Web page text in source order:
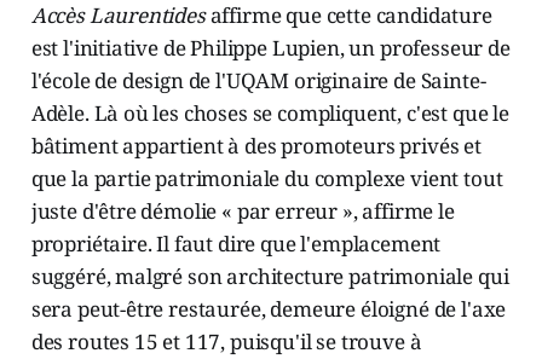
Accès Laurentidesaffirme que cette candidature
est l'initiative de Philippe Lupien, un professeur de
l'école de design de l'UQAM originaire de Sainte-
Adèle. Là où les choses se compliquent, c'est que le
bâtiment appartient à des promoteurs privés et
que la partie patrimoniale du complexe vient tout
juste d'être démolie « par erreur », affirme le
propriétaire. Il faut dire que l'emplacement
suggéré, malgré son architecture patrimoniale qui
sera peut-être restaurée, demeure éloigné de l'axe
des routes 15 et 117, puisqu'il se trouve à